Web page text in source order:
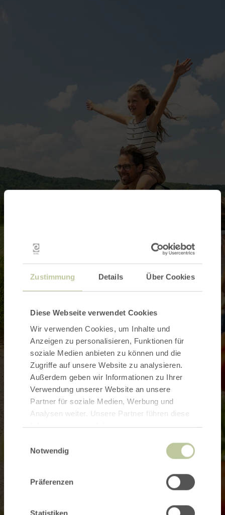
Zustimmung Details Über Cookies
Diese Webseite verwendet Cookies
Wir verwenden Cookies, um Inhalte und
Anzeigen zu personalisieren, Funktionen für
soziale Medien anbieten zu können und die
Zugriffe auf unsere Website zu analysieren.
Außerdem geben wir Informationen zu Ihrer
Verwendung unserer Website an unsere
Partner für soziale Medien, Werbung und
Analysen weiter. Unsere Partner führen diese
haben oder die sie im Rahmen Ihrer Nutzung
Notwendig
Präferenzen
Statistiken